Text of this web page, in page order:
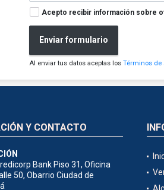
Acepto recibir información sobre
Enviar formulario
Al enviar tus datos aceptas losTérminos de
Y CONTACTO
Bank Piso 31, Oficina
50, Obarrio Ciudad de